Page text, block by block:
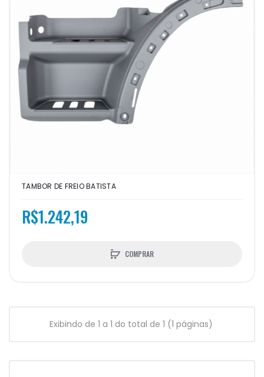
TAMBOR DE FREIO BATISTA
R$1.242,19
COMPRAR
Exibindo de 1 a 1 do total de 1 (1 páginas)